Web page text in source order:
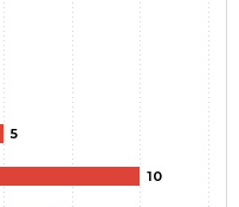
5
10